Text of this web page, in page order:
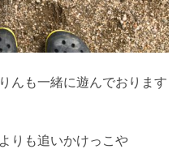
んも一緒に遊んでおります
りも追いかけっこや